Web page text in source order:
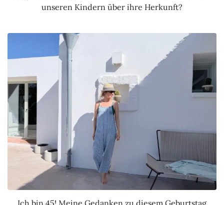
unseren Kindern über ihre Herkunft?
Ich bin 45! Meine Gedanken zu diesem Geburtstag